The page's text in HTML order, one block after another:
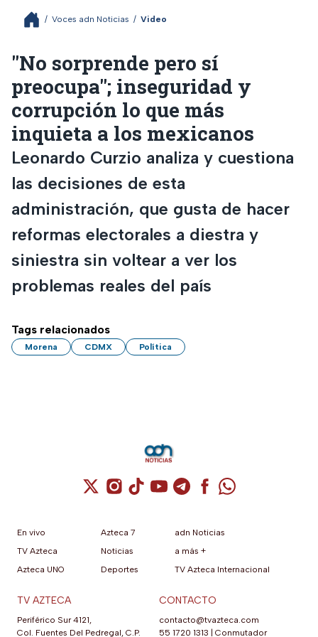
/ Voces adn Noticias / Video
"No sorprende pero sí
preocupa"; inseguridad y
corrupción lo que más
inquieta a los mexicanos
Leonardo Curzio analiza y cuestiona
las decisiones de esta
administración, que gusta de hacer
reformas electorales a diestra y
siniestra sin voltear a ver los
problemas reales del país
Tags relacionados
Morena CDMX Política
Cuenta de X / Twitter (se abre en una
Cuenta de Instagram (se abre en una
Cuenta de TikTok (se abre en
Cuenta de YouTube (se abre
Cuenta de Telegram (se
Cuenta de
Cuenta de
En vivo
TV Azteca
Azteca UNO
Azteca 7
Noticias
Deportes
adn Noticias
a más +
TV Azteca Internacional
TV AZTECA
Periférico Sur 4121,
Col. Fuentes Del Pedregal, C.P.
CONTACTO
contacto@tvazteca.com
55 1720 1313 | Conmutador